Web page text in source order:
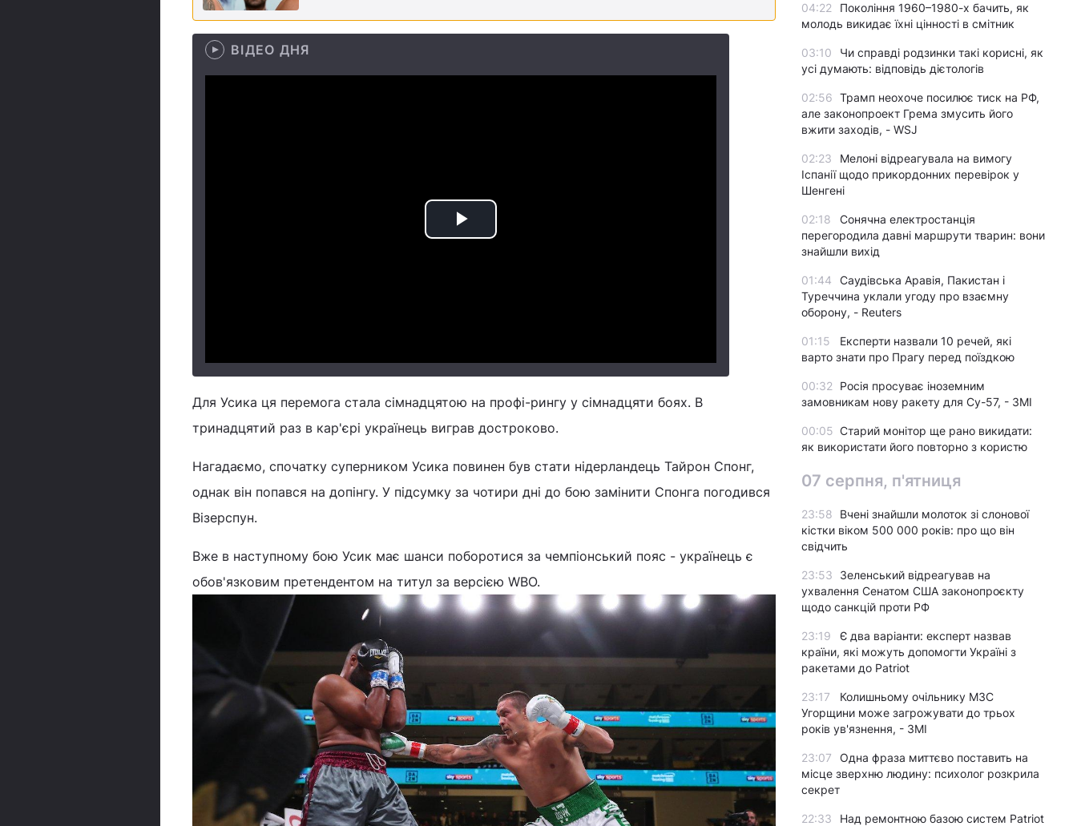
ВІДЕО ДНЯ
Play
Для Усика ця перемога стала сімнадцятою на профі-рингу у сімнадцяти боях. В
тринадцятий раз в кар'єрі українець виграв достроково.
Нагадаємо, спочатку суперником Усика повинен був стати нідерландець Тайрон Спонг,
однак він попався на допінгу. У підсумку за чотири дні до бою замінити Спонга погодився
Візерспун.
Вже в наступному бою Усик має шанси поборотися за чемпіонський пояс - українець є
обов'язковим претендентом на титул за версією WBO.
04:22
Покоління 1960–1980-х бачить, як
молодь викидає їхні цінності в смітник
03:10
Чи справді родзинки такі корисні, як
усі думають: відповідь дієтологів
02:56 Трамп неохоче посилює тиск на РФ,
але законопроект Грема змусить його
вжити заходів, - WSJ
02:23
Мелоні відреагувала на вимогу
Іспанії щодо прикордонних перевірок у
Шенгені
02:18
Сонячна електростанція
перегородила давні маршрути тварин: вони
знайшли вихід
01:44
Саудівська Аравія, Пакистан і
Туреччина уклали угоду про взаємну
оборону, - Reuters
01:15
Експерти назвали 10 речей, які
варто знати про Прагу перед поїздкою
00:32
Росія просуває іноземним
замовникам нову ракету для Су-57, - ЗМІ
00:05 Старий монітор ще рано викидати:
як використати його повторно з користю
07 серпня, п'ятниця
23:58
Вчені знайшли молоток зі слонової
кістки віком 500 000 років: про що він
свідчить
23:53
Зеленський відреагував на
ухвалення Сенатом США законопроєкту
щодо санкцій проти РФ
23:19
Є два варіанти: експерт назвав
країни, які можуть допомогти Україні з
ракетами до Patriot
23:17
Колишньому очільнику МЗС
Угорщини може загрожувати до трьох
років ув'язнення, - ЗМІ
23:07
Одна фраза миттєво поставить на
місце зверхню людину: психолог розкрила
секрет
22:33
Над ремонтною базою систем Patriot